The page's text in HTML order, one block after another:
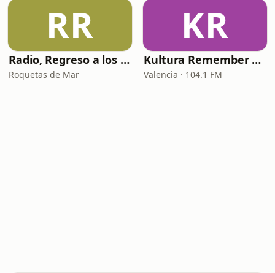
RR
Radio, Regreso a los 80 y 90
Roquetas de Mar
KR
Kultura Remember FM
Valencia · 104.1 FM